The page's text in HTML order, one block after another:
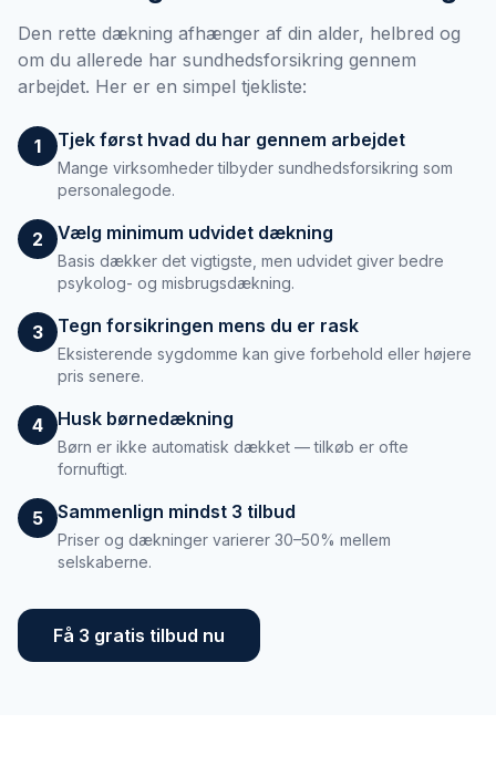
Den rette dækning afhænger af din alder, helbred og
om du allerede har sundhedsforsikring gennem
arbejdet. Her er en simpel tjekliste:
1 Tjek først hvad du har gennem arbejdet
Mange virksomheder tilbyder sundhedsforsikring som
personalegode.
2 Vælg minimum udvidet dækning
Basis dækker det vigtigste, men udvidet giver bedre
psykolog- og misbrugsdækning.
3 Tegn forsikringen mens du er rask
Eksisterende sygdomme kan give forbehold eller højere
pris senere.
4 Husk børnedækning
Børn er ikke automatisk dækket — tilkøb er ofte
fornuftigt.
5 Sammenlign mindst 3 tilbud
Priser og dækninger varierer 30–50% mellem
selskaberne.
Få 3 gratis tilbud nu